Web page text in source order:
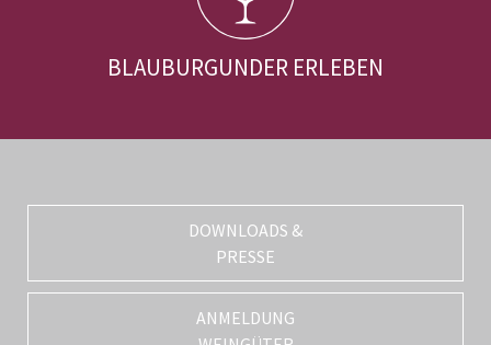
BLAUBURGUNDER ERLEBEN
DOWNLOADS &
PRESSE
ANMELDUNG